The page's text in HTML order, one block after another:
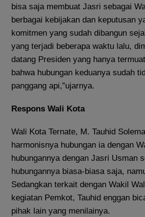
bisa saja membuat Jasri sebagai
berbagai kebijakan dan keputusan
komitmen yang sudah dibangun
yang terjadi beberapa waktu lalu,
datang Presiden yang hanya
bahwa hubungan keduanya sudah
panggang api,”ujarnya.
Respons Wali Kota
Wali Kota Ternate, M. Tauhid
harmonisnya hubungan ia dengan
hubungannya dengan Jasri Usman
hubungannya biasa-biasa saja,
Sedangkan terkait dengan Wakil
kegiatan Pemkot, Tauhid enggan
pihak lain yang menilainya.